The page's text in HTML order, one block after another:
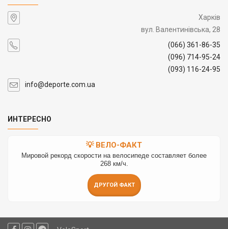
Харків
вул. Валентинівська, 28
(066) 361-86-35
(096) 714-95-24
(093) 116-24-95
info@deporte.com.ua
ИНТЕРЕСНО
💡 ВЕЛО-ФАКТ
Мировой рекорд скорости на велосипеде составляет более
268 км/ч.
ДРУГОЙ ФАКТ